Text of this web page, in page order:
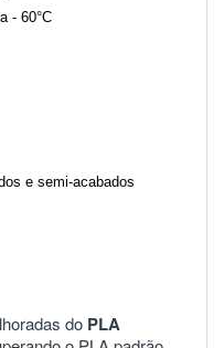
- 60°C
e semi-acabados
do PLA